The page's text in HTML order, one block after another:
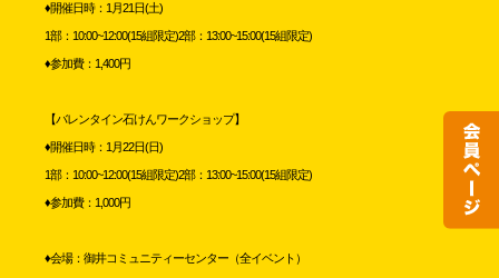
♦️開催日時：1月21日(土)
1部：10:00~12:00(15組限定)2部：13:00~15:00(15組限定)
♦️参加費：1,400円
【バレンタイン石けんワークショップ】
♦️開催日時：1月22日(日)
1部：10:00~12:00(15組限定)2部：13:00~15:00(15組限定)
♦️参加費：1,000円
♦️会場：御井コミュニティーセンター（全イベント）